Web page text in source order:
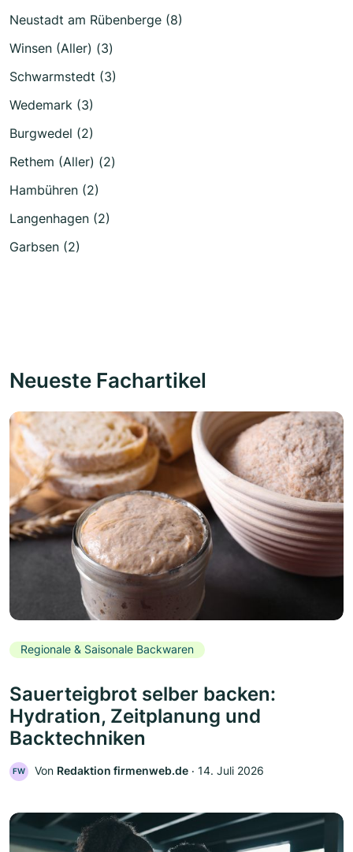
Neustadt am Rübenberge (8)
Winsen (Aller) (3)
Schwarmstedt (3)
Wedemark (3)
Burgwedel (2)
Rethem (Aller) (2)
Hambühren (2)
Langenhagen (2)
Garbsen (2)
Neueste Fachartikel
Regionale & Saisonale Backwaren
Sauerteigbrot selber backen:
Hydration, Zeitplanung und
Backtechniken
FW Von Redaktion firmenweb.de ‧ 14. Juli 2026